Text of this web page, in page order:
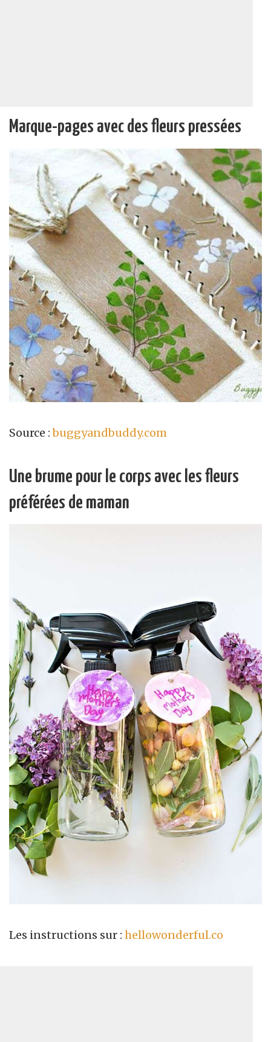
Marque-pages avec des fleurs pressées
Source :buggyandbuddy.com
Une brume pour le corps avec les fleurs
préférées de maman
Les instructions sur : hellowonderful.co